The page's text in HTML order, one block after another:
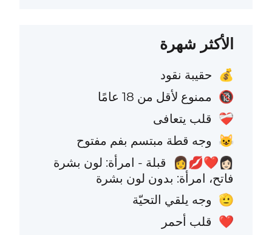
الأكثر شهرة
💰 حقيبة نقود
🔞 ممنوع لأقل من 18 عامًا
❤️‍🩹 قلب يتعافى
😺 وجه قطة مبتسم بفم مفتوح
👩🏻‍❤️‍💋‍👩
قبلة - امرأة: لون بشرة
فاتح، امرأة: بدون لون بشرة
🫡 وجه يلقي التحيّة
❤️ قلب أحمر